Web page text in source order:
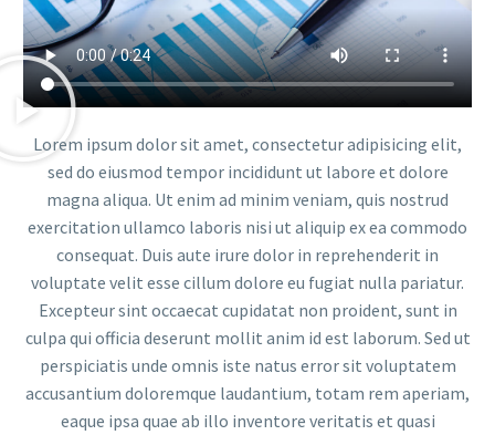
Lorem ipsum dolor sit amet, consectetur adipisicing elit,
sed do eiusmod tempor incididunt ut labore et dolore
magna aliqua. Ut enim ad minim veniam, quis nostrud
exercitation ullamco laboris nisi ut aliquip ex ea commodo
consequat. Duis aute irure dolor in reprehenderit in
voluptate velit esse cillum dolore eu fugiat nulla pariatur.
Excepteur sint occaecat cupidatat non proident, sunt in
culpa qui officia deserunt mollit anim id est laborum. Sed ut
perspiciatis unde omnis iste natus error sit voluptatem
accusantium doloremque laudantium, totam rem aperiam,
eaque ipsa quae ab illo inventore veritatis et quasi